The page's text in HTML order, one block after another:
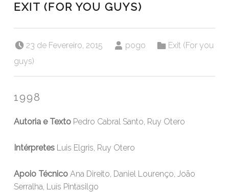
EXIT (FOR YOU GUYS)
23 de Fevereiro, 2015 pogo
Exit (For you
guys)
1998
Autoria e TextoPedro Cabral Santo, Ruy Otero
IntérpretesLuis Elgris, Ruy Otero
Apoio TécnicoAna Direito, Daniel Lourenço, João
Serralha, Luís Pintasilgo